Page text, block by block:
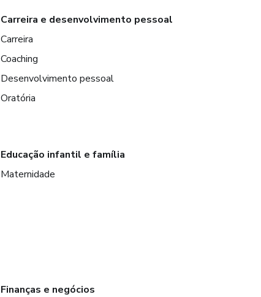
Carreira e desenvolvimento pessoal
Carreira
Coaching
Desenvolvimento pessoal
Oratória
Educação infantil e família
Maternidade
Finanças e negócios